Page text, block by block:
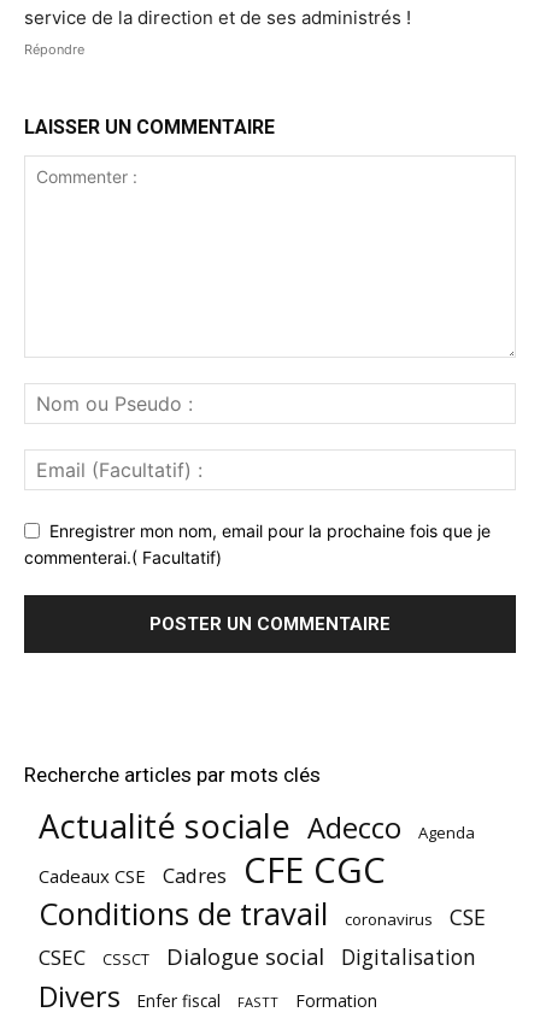
service de la direction et de ses administrés !
Répondre
LAISSER UN COMMENTAIRE
Enregistrer mon nom, email pour la prochaine fois que je
commenterai.( Facultatif)
Recherche articles par mots clés
Actualité sociale Adecco Agenda
Cadeaux CSE Cadres CFE CGC
Conditions de travail coronavirus CSE
CSEC CSSCT Dialogue social Digitalisation
Divers Enfer fiscal FASTT Formation